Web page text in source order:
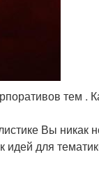
тем .
Вы никак
для